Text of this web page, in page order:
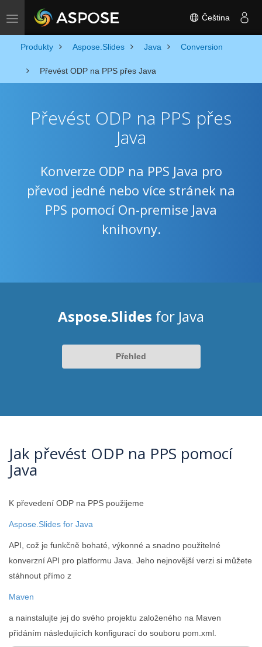
Toggle navigation Čeština
Produkty Aspose.Slides Java Conversion
Převést ODP na PPS přes Java
Převést ODP na PPS přes
Java
Konverze ODP na PPS Java pro
převod jedné nebo více stránek na
PPS pomocí On-premise Java
knihovny.
Aspose.Slides for Java
Přehled
Jak převést ODP na PPS pomocí
Java
K převedení ODP na PPS použijeme
Aspose.Slides for Java
API, což je funkčně bohaté, výkonné a snadno použitelné
konverzní API pro platformu Java. Jeho nejnovější verzi si můžete
stáhnout přímo z
Maven
a nainstalujte jej do svého projektu založeného na Maven
přidáním následujících konfigurací do souboru pom.xml.